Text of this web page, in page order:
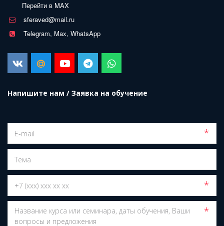
Перейти в MAX
sferaved@mail.ru
Telegram, Max, WhatsApp
Напишите нам / Заявка на обучение
*
*
*